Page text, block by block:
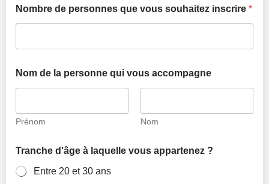
Nombre de personnes que vous souhaitez inscrire *
Nom de la personne qui vous accompagne
Prénom Nom
Tranche d'âge à laquelle vous appartenez ?
Entre 20 et 30 ans